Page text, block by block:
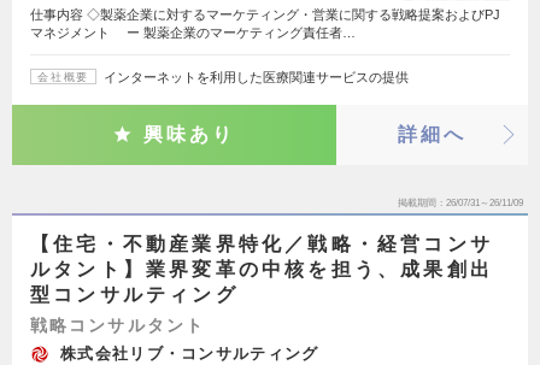
仕事内容 ◇製薬企業に対するマーケティング・営業に関する戦略提案およびPJ
マネジメント ー 製薬企業のマーケティング責任者…
会社概要 インターネットを利用した医療関連サービスの提供
興味あり 詳細へ
掲載期間 26/07/31～26/11/09
【住宅・不動産業界特化／戦略・経営コンサ
ルタント】業界変革の中核を担う、成果創出
型コンサルティング
戦略コンサルタント
株式会社リブ・コンサルティング